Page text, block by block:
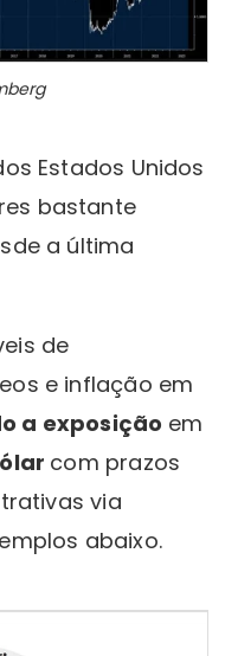
Estados Unidos
bastante
a última
de
e inflação em
a exposição em
com prazos
via
abaixo.